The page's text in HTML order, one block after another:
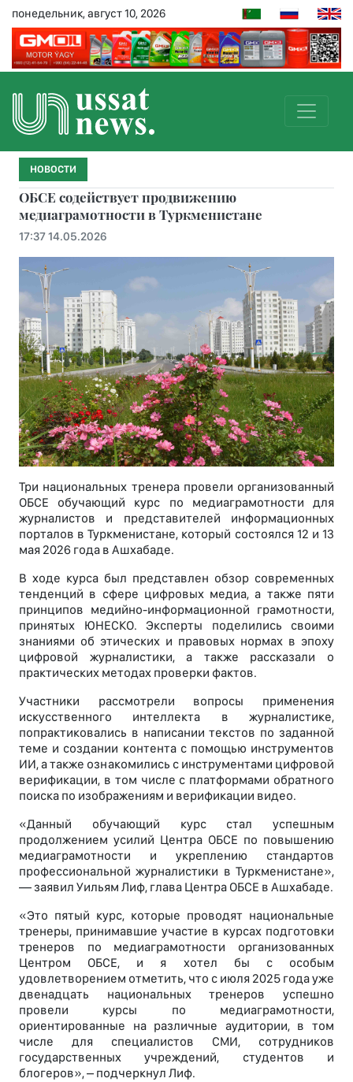
понедельник, август 10, 2026
НОВОСТИ
ОБСЕ содействует продвижению
медиаграмотности в Туркменистане
17:37 14.05.2026
Три национальных тренера провели организованный
ОБСЕ обучающий курс по медиаграмотности для
журналистов и представителей информационных
порталов в Туркменистане, который состоялся 12 и 13
мая 2026 года в Ашхабаде.
В ходе курса был представлен обзор современных
тенденций в сфере цифровых медиа, а также пяти
принципов медийно-информационной грамотности,
принятых ЮНЕСКО. Эксперты поделились своими
знаниями об этических и правовых нормах в эпоху
цифровой журналистики, а также рассказали о
практических методах проверки фактов.
Участники рассмотрели вопросы применения
искусственного интеллекта в журналистике,
попрактиковались в написании текстов по заданной
теме и создании контента с помощью инструментов
ИИ, а также ознакомились с инструментами цифровой
верификации, в том числе с платформами обратного
поиска по изображениям и верификации видео.
«Данный обучающий курс стал успешным
продолжением усилий Центра ОБСЕ по повышению
медиаграмотности и укреплению стандартов
профессиональной журналистики в Туркменистане»,
— заявил Уильям Лиф, глава Центра ОБСЕ в Ашхабаде.
«Это пятый курс, которые проводят национальные
тренеры, принимавшие участие в курсах подготовки
тренеров по медиаграмотности организованных
Центром ОБСЕ, и я хотел бы с особым
удовлетворением отметить, что с июля 2025 года уже
двенадцать национальных тренеров успешно
провели курсы по медиаграмотности,
ориентированные на различные аудитории, в том
числе для специалистов СМИ, сотрудников
государственных учреждений, студентов и
блогеров», – подчеркнул Лиф.